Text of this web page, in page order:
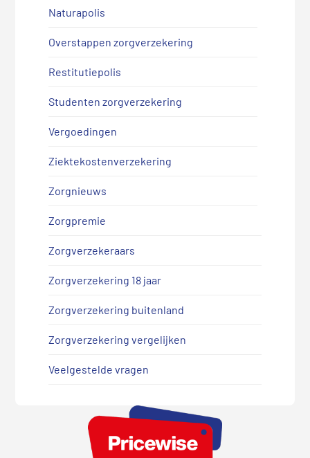
Naturapolis
Overstappen zorgverzekering
Restitutiepolis
Studenten zorgverzekering
Vergoedingen
Ziektekostenverzekering
Zorgnieuws
Zorgpremie
Zorgverzekeraars
Zorgverzekering 18 jaar
Zorgverzekering buitenland
Zorgverzekering vergelijken
Veelgestelde vragen